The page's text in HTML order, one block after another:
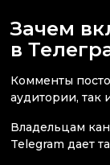
Зачем
в
Комменты
аудитории, так
Владельцам
Telegram дает